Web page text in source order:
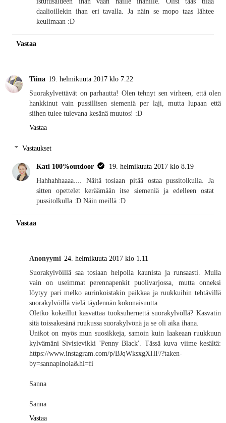
daalioillekin ihan eri tavalla. Ja näin se mopo taas lähtee
keulimaan :D
Vastaa
Tiina 19. helmikuuta 2017 klo 7.22
Suorakylvettävät on parhautta! Olen tehnyt sen virheen, että olen
hankkinut vain pussillisen siemeniä per laji, mutta lupaan että
siihen tulee tulevana kesänä muutos! :D
Vastaa
Vastaukset
Kati 100%outdoor
19. helmikuuta 2017 klo 8.19
Hahhahhaaaa.... Näitä tosiaan pitää ostaa pussitolkulla. Ja
sitten opettelet keräämään itse siemeniä ja edelleen ostat
pussitolkulla :D Näin meillä :D
Vastaa
Anonyymi 24. helmikuuta 2017 klo 1.11
Suorakylvöillä saa tosiaan helpolla kaunista ja runsaasti. Mulla
vain on useimmat perennapenkit puolivarjossa, mutta onneksi
löytyy pari melko aurinkoistakin paikkaa ja ruukkuihin tehtävillä
suorakylvöillä vielä täydennän kokonaisuutta.
Oletko kokeillut kasvattaa tuoksuhernettä suorakylvöllä? Kasvatin
sitä toissakesänä ruukussa suorakylvönä ja se oli aika ihana.
Unikot on myös mun suosikkeja, samoin kuin laakeaan ruukkuun
kylvämäni Sivisievikki 'Penny Black'. Tässä kuva viime kesältä:
https://www.instagram.com/p/BJqWksxgXHF/?taken-
by=sannapinola&hl=fi
Sanna
Sanna
Vastaa